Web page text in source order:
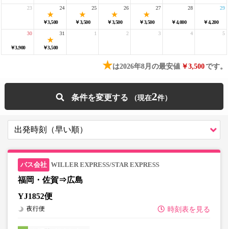
23
￥3,500
24
￥3,500
25
￥3,500
26
￥3,500
27
￥4,000
28
￥4,200
29
￥3,900
30
￥3,500
31 1 2 3 4 5
★は2026年8月の最安値 ￥3,500です。
条件を変更する 2
WILLER EXPRESS/STAR EXPRESS
福岡・佐賀⇒広島
YJ1852便
時刻表を見る
夜行便